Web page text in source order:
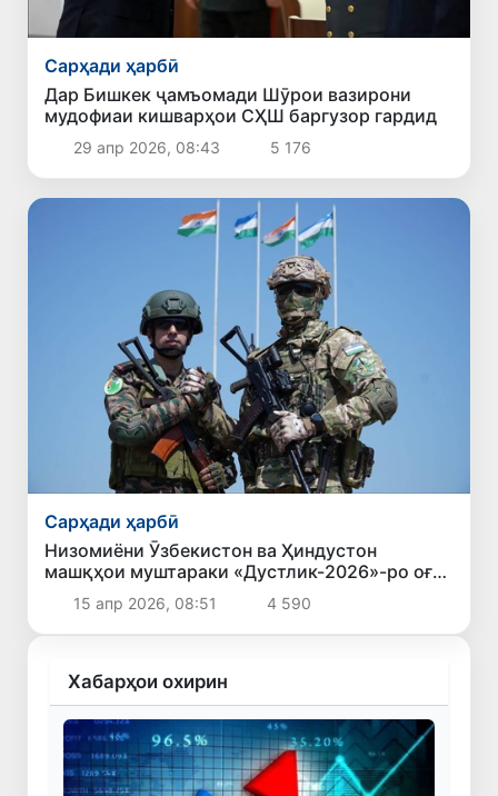
Сарҳади ҳарбӣ
Дар Бишкек ҷамъомади Шӯрои вазирони
мудофиаи кишварҳои СҲШ баргузор гардид
29 апр 2026, 08:43 5 176
Сарҳади ҳарбӣ
Низомиёни Ӯзбекистон ва Ҳиндустон
машқҳои муштараки «Дустлик-2026»-ро оғоз
карданд
15 апр 2026, 08:51 4 590
Хабарҳои охирин